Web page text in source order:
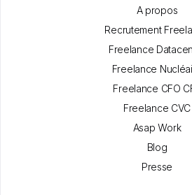
A propos
Recrutement
Freelance
Freelance
Freelance CFO
Freelance CVC
Asap Work
Blog
Presse